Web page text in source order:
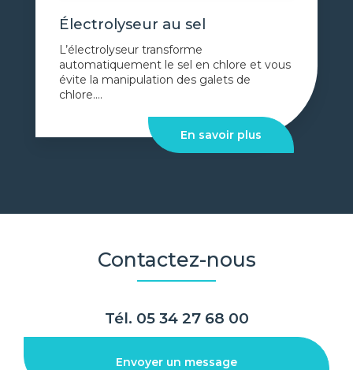
Électrolyseur au sel
L’électrolyseur transforme
automatiquement le sel en chlore et vous
évite la manipulation des galets de
chlore....
En savoir plus
Contactez-nous
Tél. 05 34 27 68 00
Envoyer un message